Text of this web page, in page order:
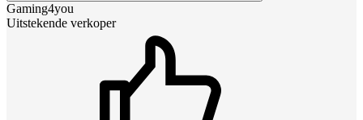
Gaming4you
Uitstekende verkoper